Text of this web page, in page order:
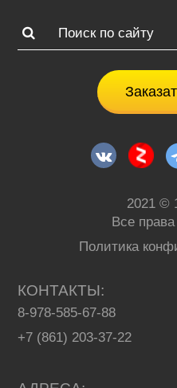
2021 ©
Все
Политика
КОНТАКТЫ
8-978-585-67-88
+7 (861) 203-37-22